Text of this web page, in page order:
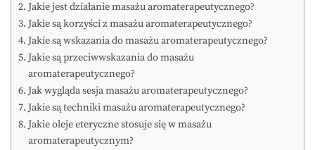
Jakie jest działanie masażu aromaterapeutycznego?
Jakie są korzyści z masażu aromaterapeutycznego?
Jakie są wskazania do masażu aromaterapeutycznego?
Jakie są przeciwwskazania do masażu
aromaterapeutycznego?
Jak wygląda sesja masażu aromaterapeutycznego?
Jakie są techniki masażu aromaterapeutycznego?
Jakie oleje eteryczne stosuje się w masażu
aromaterapeutycznym?